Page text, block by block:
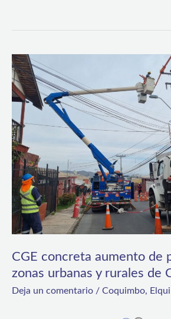
CGE concreta aumento de
zonas urbanas y rurales de
Deja un comentario / Coquimbo, Elqui
CGE
concreta
aumento
de
potencia
en
zonas
urbanas
y
rurales
de
Coquimbo